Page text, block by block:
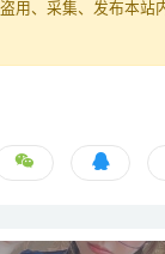
用、采集、发布本站